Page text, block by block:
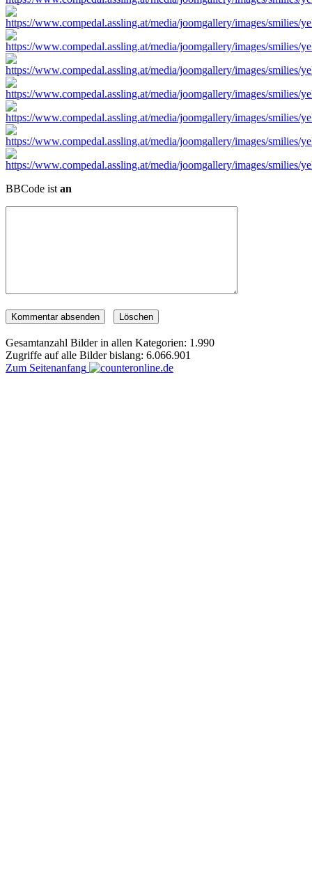
BBCode ist an
Gesamtanzahl Bilder in allen Kategorien: 1.990
Zugriffe auf alle Bilder bislang: 6.066.901
Zum Seitenanfang